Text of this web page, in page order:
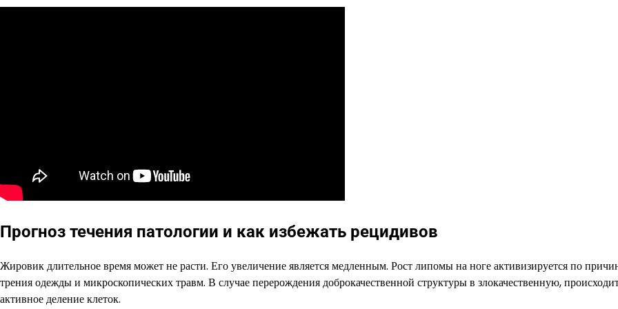
Прогноз течения патологии и как избежать рецидивов
Жировик длительное время может не расти. Его увеличение является медленным. Рост липомы на ноге активизируется по
трения одежды и микроскопических травм. В случае перерождения доброкачественной структуры в злокачественную,
активное деление клеток.